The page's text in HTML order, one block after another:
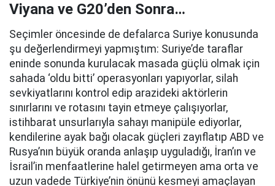
Viyana ve G20’den Sonra…
Seçimler öncesinde de defalarca Suriye konusunda
şu değerlendirmeyi yapmıştım: Suriye’de taraflar
eninde sonunda kurulacak masada güçlü olmak için
sahada ‘oldu bitti’ operasyonları yapıyorlar, silah
sevkiyatlarını kontrol edip arazideki aktörlerin
sınırlarını ve rotasını tayin etmeye çalışıyorlar,
istihbarat unsurlarıyla sahayı manipüle ediyorlar,
kendilerine ayak bağı olacak güçleri zayıflatıp ABD ve
Rusya’nın büyük oranda anlaşıp uyguladığı, İran’ın ve
İsrail’in menfaatlerine halel getirmeyen ama orta ve
uzun vadede Türkiye’nin önünü kesmeyi amaçlayan